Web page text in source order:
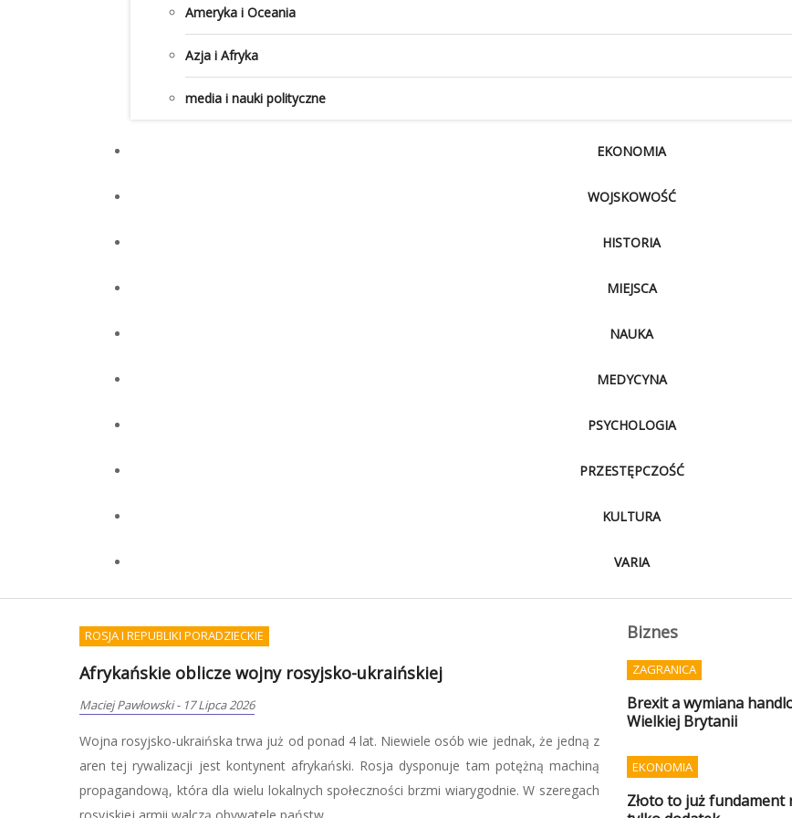
Ameryka i Oceania
Azja i Afryka
media i nauki polityczne
EKONOMIA
WOJSKOWOŚĆ
HISTORIA
MIEJSCA
NAUKA
MEDYCYNA
PSYCHOLOGIA
PRZESTĘPCZOŚĆ
KULTURA
VARIA
WOJSKOWOŚĆ I TERRORYZM
Początek wojny będziemu musieli przetrwać sami
Redakcja OKCYDENT-07 Lipca 2026
Zdaniem Pawła Mateńczuka, weterana jednostki specjalnej GROM, nie można
nadmiernie polegać na służbach, tylko samemu się przygotować na sytuacje
kryzysowe, co oznacza nie tylko zgromadzenie podstawowych zapasów, ale także
Biznes
ZAGRANICA
Brexit a wymiana
Wielkiej Brytanii
EKONOMIA
Złoto to już fundament